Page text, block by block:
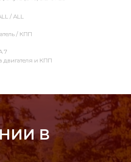
/ ALL
/ КПП
7
двигателя и КПП
В